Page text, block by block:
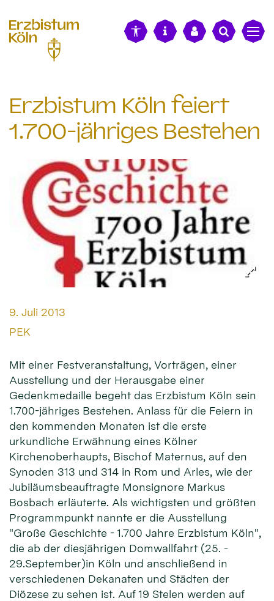
Erzbistum Köln feiert
1.700-jähriges Bestehen
Datum:
9. Juli 2013
Von:
PEK
Mit einer Festveranstaltung, Vorträgen, einer
Ausstellung und der Herausgabe einer
Gedenkmedaille begeht das Erzbistum Köln sein
1.700-jähriges Bestehen. Anlass für die Feiern in
den kommenden Monaten ist die erste
urkundliche Erwähnung eines Kölner
Kirchenoberhaupts, Bischof Maternus, auf den
Synoden 313 und 314 in Rom und Arles, wie der
Jubiläumsbeauftragte Monsignore Markus
Bosbach erläuterte. Als wichtigsten und größten
Programmpunkt nannte er die Ausstellung
"Große Geschichte - 1.700 Jahre Erzbistum Köln",
die ab der diesjährigen Domwallfahrt (25. -
29.September)in Köln und anschließend in
verschiedenen Dekanaten und Städten der
Diözese zu sehen ist. Auf 19 Stelen werden auf